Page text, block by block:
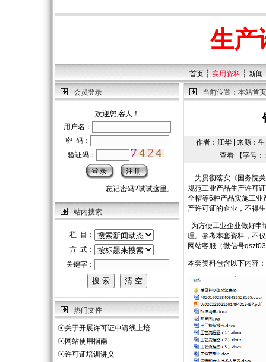
生产
首页 ┊ 实用资料 ┊ 新闻
会员登录
欢迎您,客人！
用户名：
密 码：
验证码：
忘记密码?试试这里。
站内搜索
栏 目：
方 式：
关键字：
热门文件
☉关于开展许可证申请线上培…
☉网站使用指南
☉许可证培训讲义
当前位置： 本站首页
作者：江华 | 来源：
查看 【字号：
为贯彻落实《国务院
规范工业产品生产许可
全帽等6种产品实施工
产许可证的企业，不得
为方便工业企业做好申
理。参考本套资料，不
网站客服（微信号
本套资料包含以下内容：